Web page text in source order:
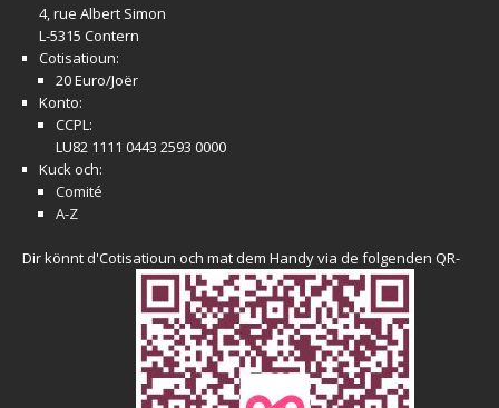
4, rue Albert Simon
L-5315 Contern
Cotisatioun:
20 Euro/Joër
Konto:
CCPL:
LU82 1111 0443 2593 0000
Kuck och:
Comité
A-Z
Dir könnt d'Cotisatioun och mat dem Handy via de folgenden QR-